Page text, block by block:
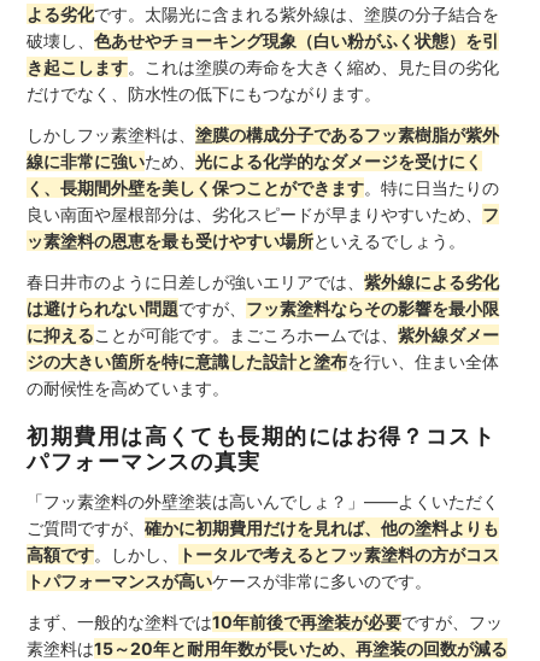
よる劣化です。太陽光に含まれる紫外線は、塗膜の分子結合を
破壊し、色あせやチョーキング現象（白い粉がふく状態）を引
き起こします。これは塗膜の寿命を大きく縮め、見た目の劣化
だけでなく、防水性の低下にもつながります。
しかしフッ素塗料は、塗膜の構成分子であるフッ素樹脂が紫外
線に非常に強いため、光による化学的なダメージを受けにく
く、長期間外壁を美しく保つことができます。特に日当たりの
良い南面や屋根部分は、劣化スピードが早まりやすいため、 フ
ッ素塗料の恩恵を最も受けやすい場所といえるでしょう。
春日井市のように日差しが強いエリアでは、紫外線による劣化
は避けられない問題ですが、 フッ素塗料ならその影響を最小限
に抑えることが可能です。まごころホームでは、紫外線ダメー
ジの大きい箇所を特に意識した設計と塗布を行い、住まい全体
の耐候性を高めています。
初期費用は高くても長期的にはお得？コスト
パフォーマンスの真実
「フッ素塗料の外壁塗装は高いんでしょ？」——よくいただく
ご質問ですが、確かに初期費用だけを見れば、他の塗料よりも
高額です。しかし、
トータルで考えるとフッ素塗料の方がコス
トパフォーマンスが高いケースが非常に多いのです。
まず、一般的な塗料では10年前後で再塗装が必要ですが、フッ
素塗料は15～20年と耐用年数が長いため、再塗装の回数が減る